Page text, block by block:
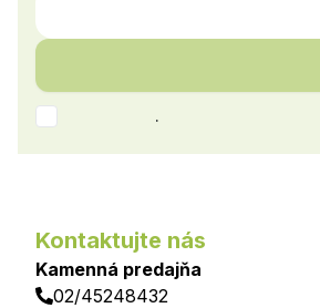
.
Kontaktujte nás
Kamenná predajňa
02/45248432